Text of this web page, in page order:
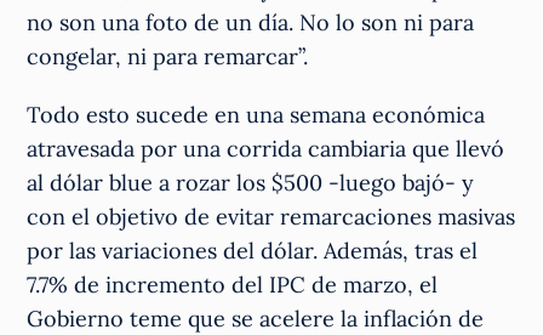
no son una foto de un día. No lo son ni para
congelar, ni para remarcar”.
Todo esto sucede en una semana económica
atravesada por una corrida cambiaria que llevó
al dólar blue a rozar los $500 -luego bajó- y
con el objetivo de evitar remarcaciones masivas
por las variaciones del dólar. Además, tras el
7.7% de incremento del IPC de marzo, el
Gobierno teme que se acelere la inflación de